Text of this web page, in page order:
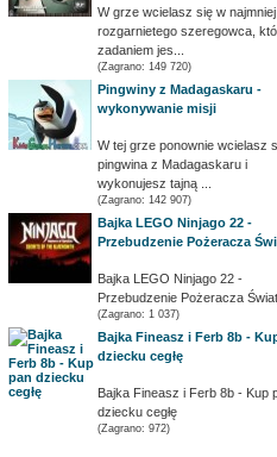
W grze wcielasz się w najmniej
rozgarnietego szeregowca,
zadaniem jes...
(Zagrano: 149 720)
Pingwiny z Madagaskaru -
wykonywanie misji
W tej grze ponownie wcielasz
pingwina z Madagaskaru i
wykonujesz tajną ...
(Zagrano: 142 907)
Bajka LEGO Ninjago 22 -
Przebudzenie Pożeracza
Bajka LEGO Ninjago 22 -
Przebudzenie Pożeracza
(Zagrano: 1 037)
Bajka Fineasz i Ferb 8b -
dziecku cegłę
Bajka Fineasz i Ferb 8b - Kup
dziecku cegłę
(Zagrano: 972)